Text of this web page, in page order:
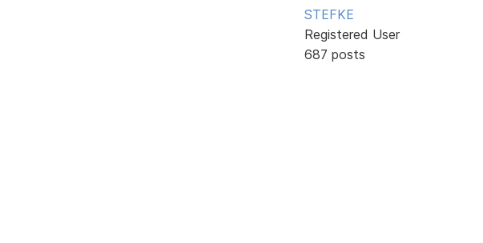
STEFKE
Registered User
687 posts